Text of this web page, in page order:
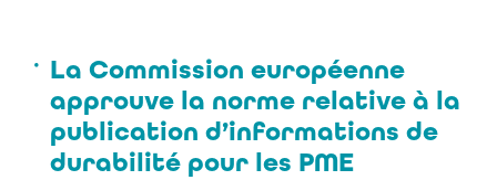
La Commission européenne
approuve la norme relative à la
publication d’informations de
durabilité pour les PME